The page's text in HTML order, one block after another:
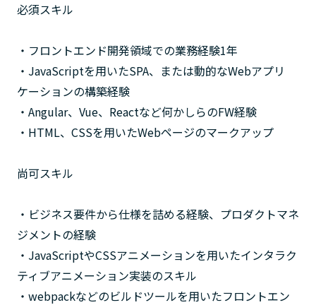
必須スキル
・フロントエンド開発領域での業務経験1年
・JavaScriptを用いたSPA、または動的なWebアプリ
ケーションの構築経験
・Angular、Vue、Reactなど何かしらのFW経験
・HTML、CSSを用いたWebページのマークアップ
尚可スキル
・ビジネス要件から仕様を詰める経験、プロダクトマネ
ジメントの経験
・JavaScriptやCSSアニメーションを用いたインタラク
ティブアニメーション実装のスキル
・webpackなどのビルドツールを用いたフロントエン